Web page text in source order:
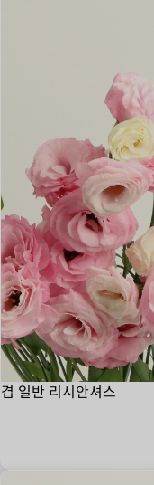
겹 일반 리시안셔스